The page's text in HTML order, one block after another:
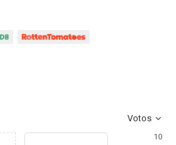
Votos
10